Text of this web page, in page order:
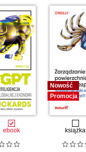
ebook
Nowość
Promocja
książka